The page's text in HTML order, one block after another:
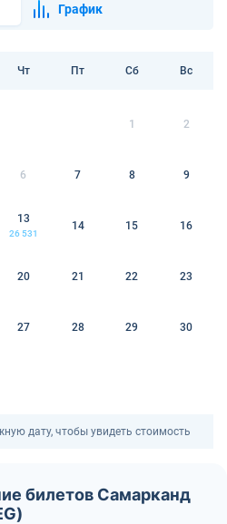
График
Чт Пт Сб Вс
1 2
6 7 8 9
13
26 531
14 15 16
20 21 22 23
27 28 29 30
дату, чтобы увидеть стоимость
билетов Самарканд